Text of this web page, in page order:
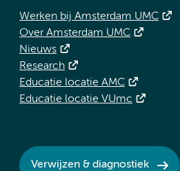
Werken bij Amsterdam UMC
Over Amsterdam UMC
Nieuws
Research
Educatie locatie AMC
Educatie locatie VUmc
Verwijzen & diagnostiek